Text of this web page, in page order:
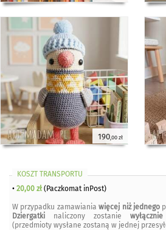
190,00 zł
KOSZT TRANSPORTU
• 20,00 zł (Paczkomat inPost)
W przypadku zamawianiawięcej niż jednego
Dziergatki naliczony zostanie
(przedmioty wysłane zostaną w jednej